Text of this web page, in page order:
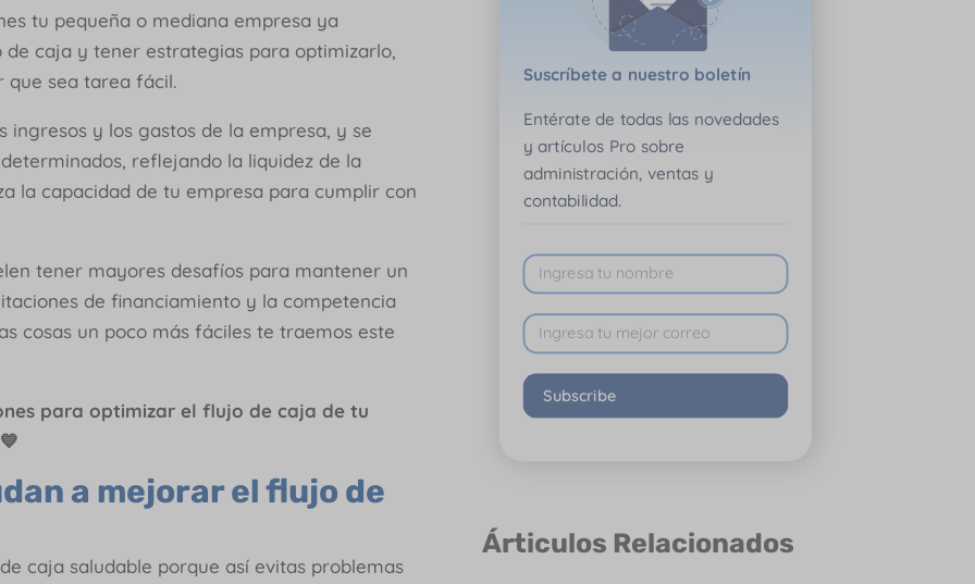
tu pequeña o mediana empresa ya
caja y tener estrategias para optimizarlo,
que sea tarea fácil.
y los gastos de la empresa, y se
reflejando la liquidez de la
la capacidad de tu empresa para cumplir con
tener mayores desafíos para mantener un
de financiamiento y la competencia
cosas un poco más fáciles te traemos este
para optimizar el flujo de caja de tu
a mejorar el flujo de
caja saludable porque así evitas problemas
Suscríbete a nuestro boletín
Entérate de todas las novedades
y artículos Pro sobre
administración, ventas y
contabilidad.
Subscribe
Árticulos Relacionados